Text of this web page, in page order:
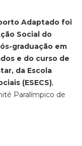
Adaptado foi
Social do
graduação em
e do curso de
da Escola
(ESECS),
Paralímpico de